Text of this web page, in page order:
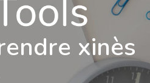
xinès